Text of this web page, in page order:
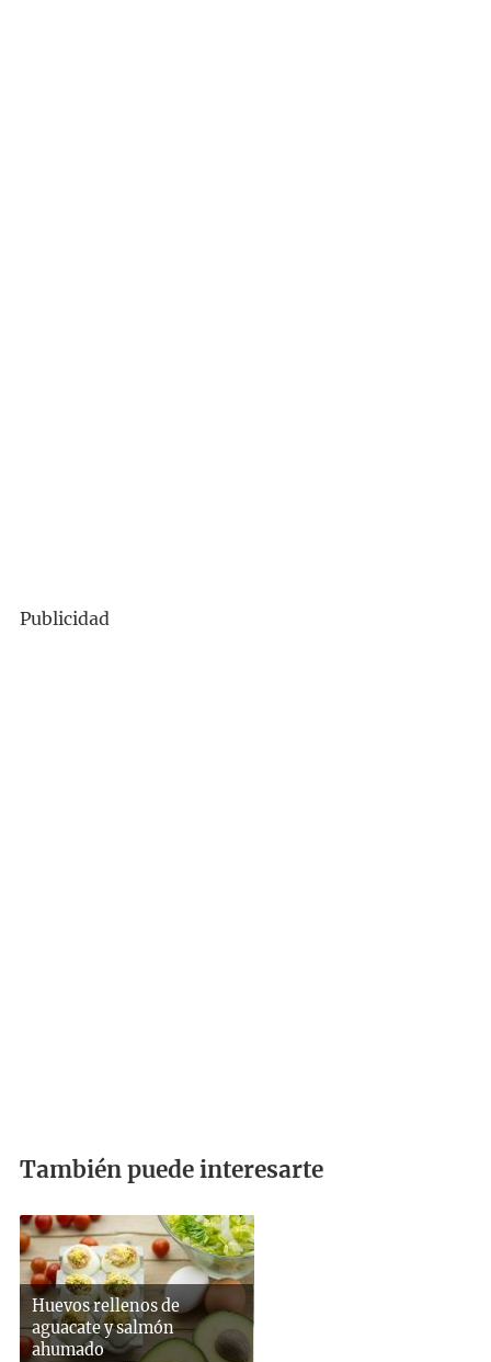
Publicidad
También puede interesarte
Huevos rellenos de
aguacate y salmón
ahumado